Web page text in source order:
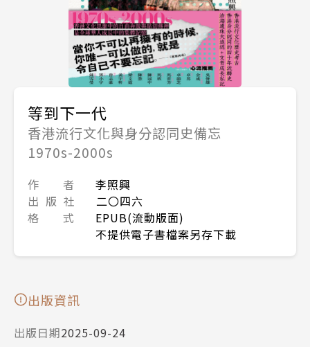
等到下一代
香港流行文化與身分認同史備忘
1970s-2000s
作 者
李照興
出 版 社
二〇四六
格 式
EPUB(流動版面)
不提供電子書檔案另存下載
出版資訊
出版日期2025-09-24